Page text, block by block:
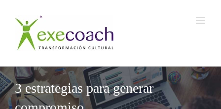
contenido
3 estrategias para generar